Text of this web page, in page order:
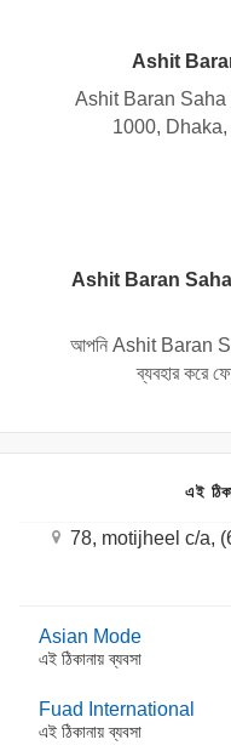
Ashit
Ashit Baran Saha
1000, Dhaka,
Ashit Baran Saha -
আপনি Ashit Baran
ব্যবহার করে
এই
78, motijheel c/a,
Asian Mode
এই ঠিকানায় ব্যবসা
Fuad International
এই ঠিকানায় ব্যবসা